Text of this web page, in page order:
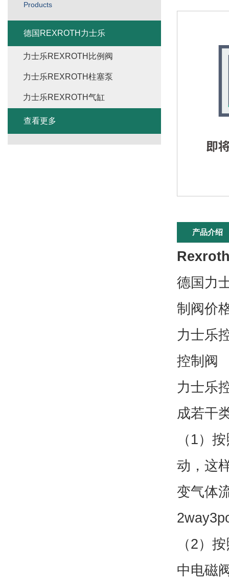
产品介绍
德国力
制阀价
力士乐
控制阀
力士乐
成若干
（1）
动，这
变气体
（2）
中电磁
Products
德国REXROTH力士乐
力士乐REXROTH比例阀
力士乐REXROTH柱塞泵
力士乐REXROTH气缸
查看更多